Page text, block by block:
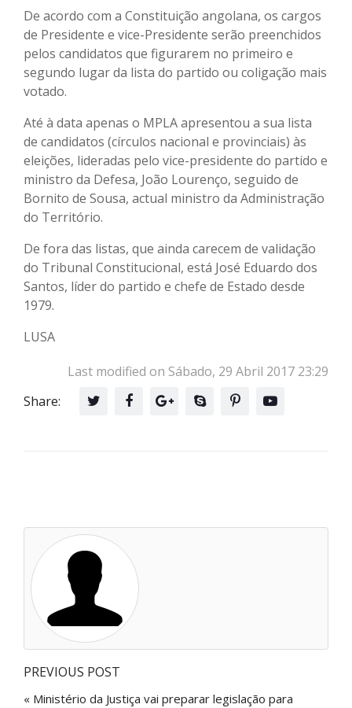
De acordo com a Constituição angolana, os cargos
de Presidente e vice-Presidente serão preenchidos
pelos candidatos que figurarem no primeiro e
segundo lugar da lista do partido ou coligação mais
votado.
Até à data apenas o MPLA apresentou a sua lista
de candidatos (círculos nacional e provinciais) às
eleições, lideradas pelo vice-presidente do partido e
ministro da Defesa, João Lourenço, seguido de
Bornito de Sousa, actual ministro da Administração
do Território.
De fora das listas, que ainda carecem de validação
do Tribunal Constitucional, está José Eduardo dos
Santos, líder do partido e chefe de Estado desde
1979.
LUSA
Last modified on Sábado, 29 Abril 2017 23:29
Share:
PREVIOUS POST
« Ministério da Justiça vai preparar legislação para